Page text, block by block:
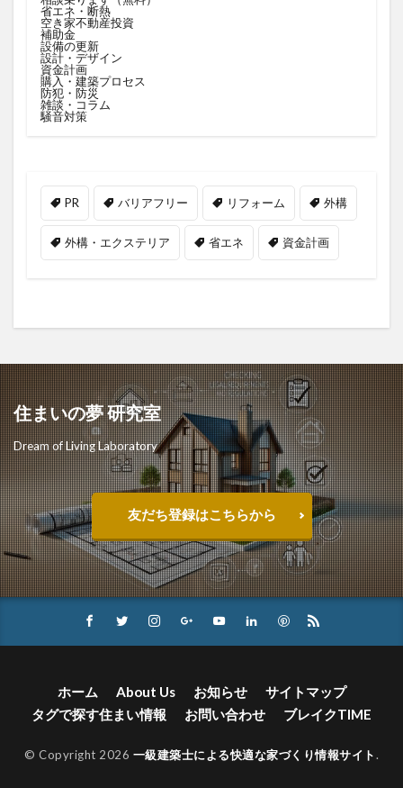
省エネ・断熱
空き家不動産投資
補助金
設備の更新
設計・デザイン
資金計画
購入・建築プロセス
防犯・防災
雑談・コラム
騒音対策
PR バリアフリー リフォーム 外構
外構・エクステリア 省エネ 資金計画
住まいの夢 研究室
Dream of Living Laboratory
友だち登録はこちらから
ホーム About Us お知らせ
サイトマップ
タグで探す住まい情報
お問い合わせ ブレイクTIME
© Copyright 2026 一級建築士による快適な家づくり情報サイト.